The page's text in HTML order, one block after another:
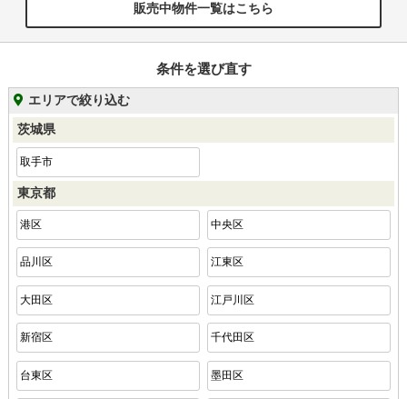
販売中物件一覧はこちら
条件を選び直す
エリアで絞り込む
茨城県
取手市
東京都
港区 中央区
品川区 江東区
大田区 江戸川区
新宿区 千代田区
台東区 墨田区